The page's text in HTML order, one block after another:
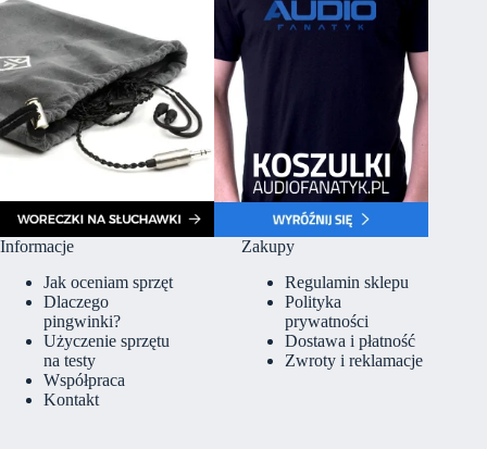
Informacje
Jak oceniam sprzęt
Dlaczego
pingwinki?
Użyczenie sprzętu
na testy
Współpraca
Kontakt
Zakupy
Regulamin sklepu
Polityka
prywatności
Dostawa i płatność
Zwroty i reklamacje